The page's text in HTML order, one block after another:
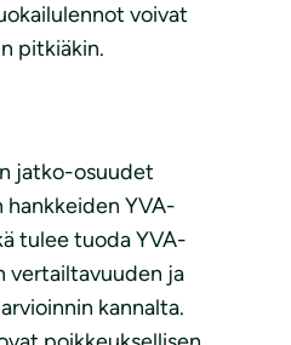
voivat
pitkiäkin.
jatko-osuudet
hankkeiden YVA-
tulee tuoda YVA-
vertailtavuuden ja
kannalta.